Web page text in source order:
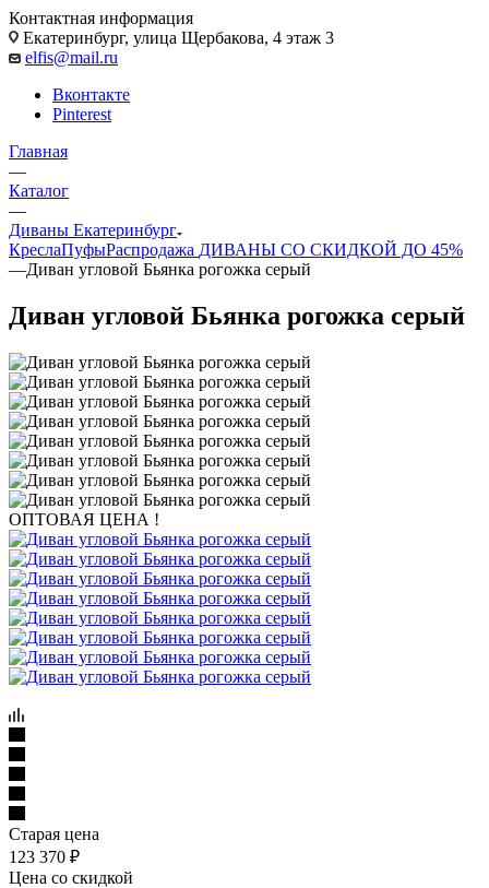
Контактная информация
Екатеринбург, улица Щербакова, 4 этаж 3
elfis@mail.ru
Вконтакте
Pinterest
Главная
—
Каталог
—
Диваны Екатеринбург
КреслаПуфыРаспродажа ДИВАНЫ СО СКИДКОЙ ДО 45%
—Диван угловой Бьянка рогожка серый
Диван угловой Бьянка рогожка серый
ОПТОВАЯ ЦЕНА !
Старая цена
123 370 ₽
Цена со скидкой